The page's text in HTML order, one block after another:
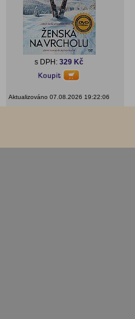
s DPH: 329 Kč
Aktualizováno 07.08.2026 19:22:06